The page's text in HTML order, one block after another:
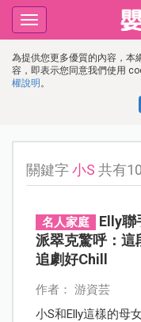
為提供您更多優質的內容，本
容，即表示您同意我們使用
權說明 。
Toggle
navigation
關鍵字小S 共有
名人家庭
Elly聯
派翠克驚呼：這
追劇好Chill
作者： 游資芸
小S和Elly這樣的母